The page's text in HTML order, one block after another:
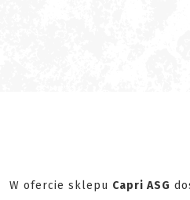
W ofercie sklepu Capri ASG